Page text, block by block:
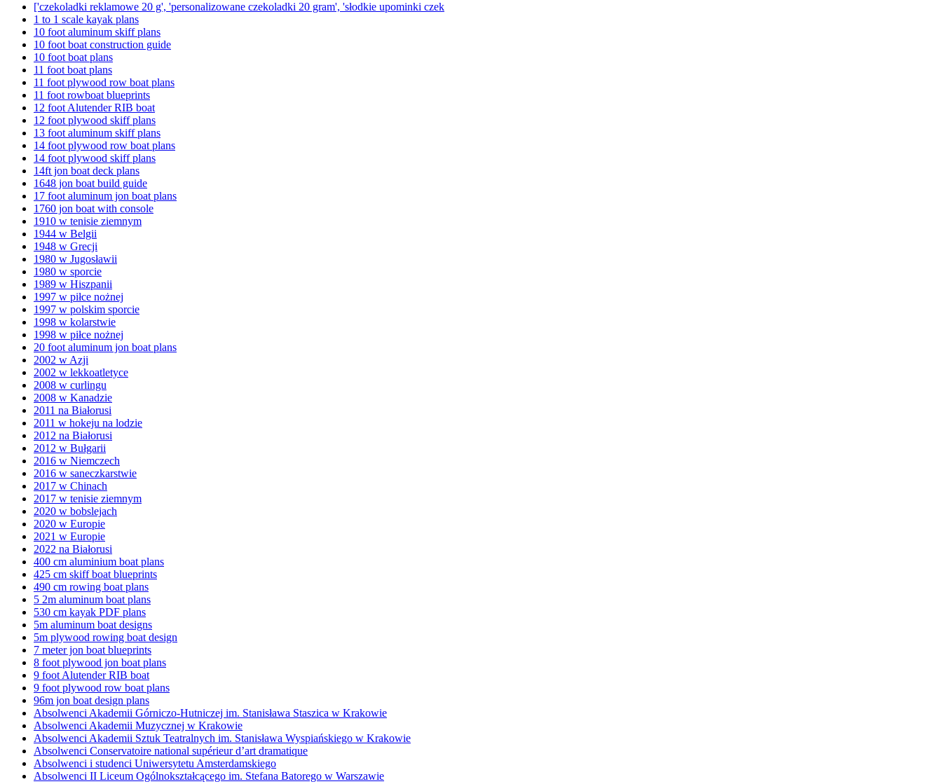
['czekoladki reklamowe 20 g', 'personalizowane czekoladki 20 gram', 'słodkie upominki czek
1 to 1 scale kayak plans
10 foot aluminum skiff plans
10 foot boat construction guide
10 foot boat plans
11 foot boat plans
11 foot plywood row boat plans
11 foot rowboat blueprints
12 foot Alutender RIB boat
12 foot plywood skiff plans
13 foot aluminum skiff plans
14 foot plywood row boat plans
14 foot plywood skiff plans
14ft jon boat deck plans
1648 jon boat build guide
17 foot aluminum jon boat plans
1760 jon boat with console
1910 w tenisie ziemnym
1944 w Belgii
1948 w Grecji
1980 w Jugosławii
1980 w sporcie
1989 w Hiszpanii
1997 w piłce nożnej
1997 w polskim sporcie
1998 w kolarstwie
1998 w piłce nożnej
20 foot aluminum jon boat plans
2002 w Azji
2002 w lekkoatletyce
2008 w curlingu
2008 w Kanadzie
2011 na Białorusi
2011 w hokeju na lodzie
2012 na Białorusi
2012 w Bułgarii
2016 w Niemczech
2016 w saneczkarstwie
2017 w Chinach
2017 w tenisie ziemnym
2020 w bobslejach
2020 w Europie
2021 w Europie
2022 na Białorusi
400 cm aluminium boat plans
425 cm skiff boat blueprints
490 cm rowing boat plans
5 2m aluminum boat plans
530 cm kayak PDF plans
5m aluminum boat designs
5m plywood rowing boat design
7 meter jon boat blueprints
8 foot plywood jon boat plans
9 foot Alutender RIB boat
9 foot plywood row boat plans
96m jon boat design plans
Absolwenci Akademii Górniczo-Hutniczej im. Stanisława Staszica w Krakowie
Absolwenci Akademii Muzycznej w Krakowie
Absolwenci Akademii Sztuk Teatralnych im. Stanisława Wyspiańskiego w Krakowie
Absolwenci Conservatoire national supérieur d’art dramatique
Absolwenci i studenci Uniwersytetu Amsterdamskiego
Absolwenci II Liceum Ogólnokształcącego im. Stefana Batorego w Warszawie